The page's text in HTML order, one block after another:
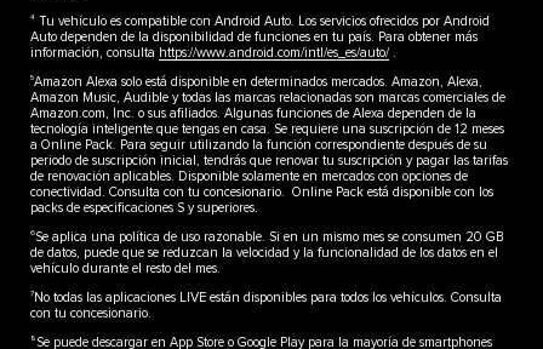
4 Tu vehículo es compatible con Android Auto. Los servicios ofrecidos por Android
Auto dependen de la disponibilidad de funciones en tu país. Para obtener más
información, consulta https://www.android.com/intl/es_es/auto/.
5Amazon Alexa solo está disponible en determinados mercados. Amazon, Alexa,
Amazon Music, Audible y todas las marcas relacionadas son marcas comerciales de
Amazon.com, Inc. o sus afiliados. Algunas funciones de Alexa dependen de la
tecnología inteligente que tengas en casa. Se requiere una suscripción de 12 meses
a Online Pack. Para seguir utilizando la función correspondiente después de su
periodo de suscripción inicial, tendrás que renovar tu suscripción y pagar las tarifas
de renovación aplicables. Disponible solamente en mercados con opciones de
conectividad. Consulta con tu concesionario. Online Pack está disponible con los
packs de especificaciones S y superiores.
6Se aplica una política de uso razonable. Si en un mismo mes se consumen 20 GB
de datos, puede que se reduzcan la velocidad y la funcionalidad de los datos en el
vehículo durante el resto del mes.
7 No todas las aplicaciones LIVE están disponibles para todos los vehículos. Consulta
con tu concesionario.
8 Se puede descargar en App Store o Google Play para la mayoría de smartphones